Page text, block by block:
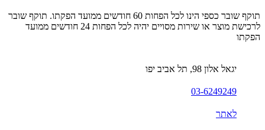
תוקף שובר כספי הינו לכל הפחות 60 חודשים ממועד הפקתו. תוקף שובר
לרכישת מוצר או שירות מסויים יהיה לכל הפחות 24 חודשים ממועד
הפקתו
יגאל אלון 98, תל אביב יפו
03-6249249
לאתר